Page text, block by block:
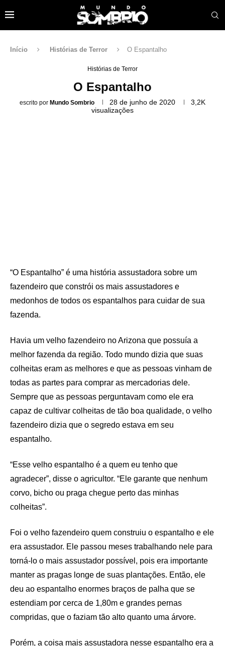
Início Histórias de Terror O Espantalho
Histórias de Terror
O Espantalho
escrito por Mundo Sombrio 28 de junho de 2020
3,2K
visualizações
“O Espantalho” é uma história assustadora sobre um
fazendeiro que constrói os mais assustadores e
medonhos de todos os espantalhos para cuidar de sua
fazenda.
Havia um velho fazendeiro no Arizona que possuía a
melhor fazenda da região. Todo mundo dizia que suas
colheitas eram as melhores e que as pessoas vinham de
todas as partes para comprar as mercadorias dele.
Sempre que as pessoas perguntavam como ele era
capaz de cultivar colheitas de tão boa qualidade, o velho
fazendeiro dizia que o segredo estava em seu
espantalho.
“Esse velho espantalho é a quem eu tenho que
agradecer”, disse o agricultor. “Ele garante que nenhum
corvo, bicho ou praga chegue perto das minhas
colheitas”.
Foi o velho fazendeiro quem construiu o espantalho e ele
era assustador. Ele passou meses trabalhando nele para
torná-lo o mais assustador possível, pois era importante
manter as pragas longe de suas plantações. Então, ele
deu ao espantalho enormes braços de palha que se
estendiam por cerca de 1,80m e grandes pernas
compridas, que o faziam tão alto quanto uma árvore.
Porém, a coisa mais assustadora nesse espantalho era a